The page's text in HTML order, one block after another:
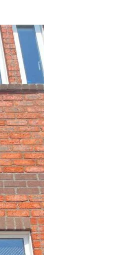
サポート
ェルジュ
ト